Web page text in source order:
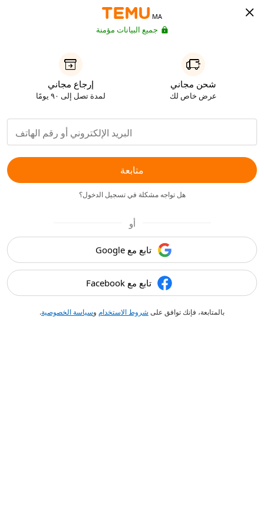
MA
جميع البيانات مؤمنة
شحن مجاني
عرض خاص لك
إرجاع مجاني
لمدة تصل إلى ٩٠ يومًا
متابعة
هل تواجه مشكلة في تسجيل الدخول؟
أو
تابع مع Google
تابع مع Facebook
بالمتابعة، فإنك توافق على شروط الاستخدام وسياسة الخصوصية.